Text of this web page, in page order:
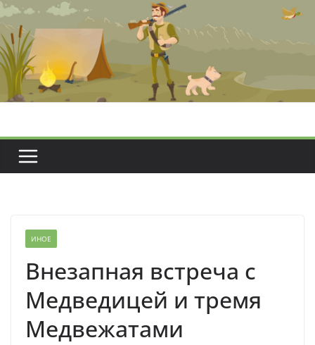
Перейти
содержимому
ИНОЕ
Внезапная встреча с
Медведицей и тремя
Медвежатами